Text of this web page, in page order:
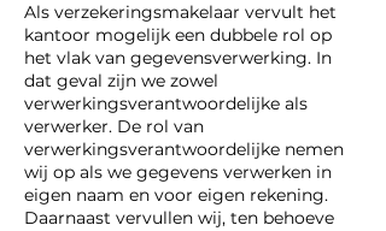
Als verzekeringsmakelaar vervult het
kantoor mogelijk een dubbele rol op
het vlak van gegevensverwerking. In
dat geval zijn we zowel
verwerkingsverantwoordelijke als
verwerker. De rol van
verwerkingsverantwoordelijke nemen
wij op als we gegevens verwerken in
eigen naam en voor eigen rekening.
Daarnaast vervullen wij, ten behoeve